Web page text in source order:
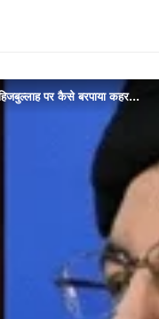
पर कैसे बरपाया कहर…